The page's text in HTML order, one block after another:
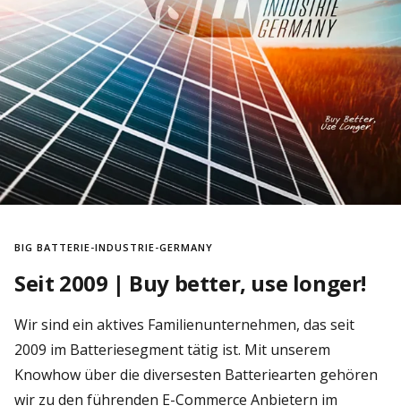
BIG BATTERIE-INDUSTRIE-GERMANY
Seit 2009 | Buy better, use longer!
Wir sind ein aktives Familienunternehmen, das seit
2009 im Batteriesegment tätig ist. Mit unserem
Knowhow über die diversesten Batteriearten gehören
wir zu den führenden E-Commerce Anbietern im